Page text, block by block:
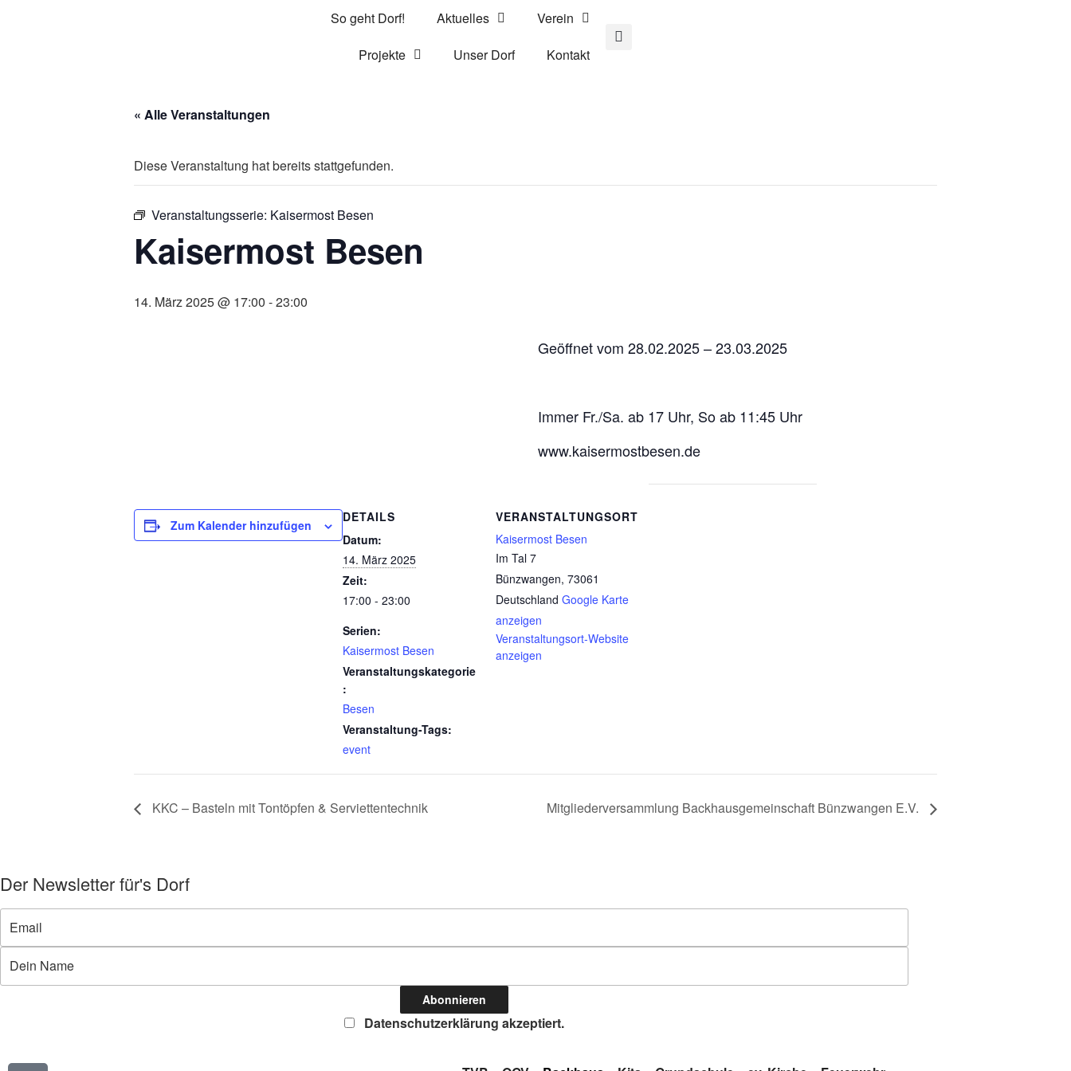
So geht Dorf! Aktuelles
Verein
Projekte
Unser Dorf Kontakt
« Alle Veranstaltungen
Diese Veranstaltung hat bereits stattgefunden.
Veranstaltungsserie: Kaisermost Besen
Kaisermost Besen
14. März 2025 @ 17:00 -23:00
Geöffnet vom 28.02.2025 – 23.03.2025
Immer Fr./Sa. ab 17 Uhr, So ab 11:45 Uhr
www.kaisermostbesen.de
Zum Kalender hinzufügen
DETAILS
Datum:
14. März 2025
Zeit:
17:00 - 23:00
Serien:
Kaisermost Besen
Veranstaltungskategorie
:
Besen
Veranstaltung-Tags:
event
VERANSTALTUNGSORT
Kaisermost Besen
Im Tal 7
Bünzwangen, 73061
Deutschland Google Karte
anzeigen
Veranstaltungsort-Website
anzeigen
KKC – Basteln mit Tontöpfen & Serviettentechnik Mitgliederversammlung Backhausgemeinschaft Bünzwangen E.V.
Der Newsletter für's Dorf
Datenschutzerklärung akzeptiert.